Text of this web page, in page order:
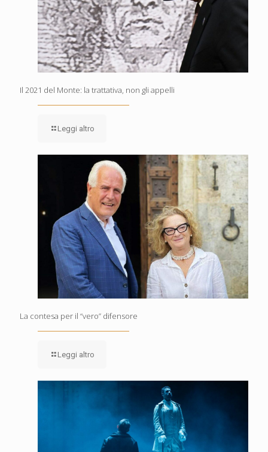
Il 2021 del Monte: la trattativa, non gli appelli
Leggi altro
La contesa per il “vero” difensore
Leggi altro